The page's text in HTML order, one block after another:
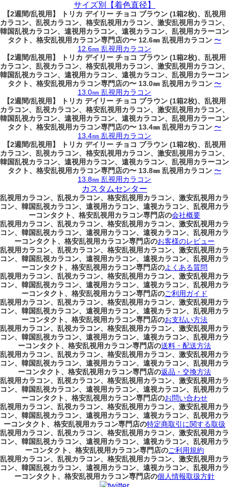
サイズ別【着色直径】
【2週間/乱視用】 トリカ デイリー チョコ ブラウン (1箱2枚)、乱視用
カラコン、乱視カラコン、格安乱視用カラコン、激安乱視用カラコン、
韓国乱視カラコン、遠視用カラコン、遠視カラコン、乱視用カラーコン
タクト、格安乱視用カラコン専門店の〜 12.6㎜ 乱視用カラコン 〜
12.6㎜ 乱視用カラコン
【2週間/乱視用】 トリカ デイリー チョコ ブラウン (1箱2枚)、乱視用
カラコン、乱視カラコン、格安乱視用カラコン、激安乱視用カラコン、
韓国乱視カラコン、遠視用カラコン、遠視カラコン、乱視用カラーコン
タクト、格安乱視用カラコン専門店の〜 13.0㎜ 乱視用カラコン 〜
13.0㎜ 乱視用カラコン
【2週間/乱視用】 トリカ デイリー チョコ ブラウン (1箱2枚)、乱視用
カラコン、乱視カラコン、格安乱視用カラコン、激安乱視用カラコン、
韓国乱視カラコン、遠視用カラコン、遠視カラコン、乱視用カラーコン
タクト、格安乱視用カラコン専門店の〜 13.4㎜ 乱視用カラコン 〜
13.4㎜ 乱視用カラコン
【2週間/乱視用】 トリカ デイリー チョコ ブラウン (1箱2枚)、乱視用
カラコン、乱視カラコン、格安乱視用カラコン、激安乱視用カラコン、
韓国乱視カラコン、遠視用カラコン、遠視カラコン、乱視用カラーコン
タクト、格安乱視用カラコン専門店の〜 13.8㎜ 乱視用カラコン 〜
13.8㎜ 乱視用カラコン
カスタムセンター
乱視用カラコン、乱視カラコン、格安乱視用カラコン、激安乱視用カラ
コン、韓国乱視カラコン、遠視用カラコン、遠視カラコン、乱視用カラ
ーコンタクト、格安乱視用カラコン専門店の会社概要
乱視用カラコン、乱視カラコン、格安乱視用カラコン、激安乱視用カラ
コン、韓国乱視カラコン、遠視用カラコン、遠視カラコン、乱視用カラ
ーコンタクト、格安乱視用カラコン専門店のお客様のレビュー
乱視用カラコン、乱視カラコン、格安乱視用カラコン、激安乱視用カラ
コン、韓国乱視カラコン、遠視用カラコン、遠視カラコン、乱視用カラ
ーコンタクト、格安乱視用カラコン専門店のよくある質問
乱視用カラコン、乱視カラコン、格安乱視用カラコン、激安乱視用カラ
コン、韓国乱視カラコン、遠視用カラコン、遠視カラコン、乱視用カラ
ーコンタクト、格安乱視用カラコン専門店のご利用ガイド
乱視用カラコン、乱視カラコン、格安乱視用カラコン、激安乱視用カラ
コン、韓国乱視カラコン、遠視用カラコン、遠視カラコン、乱視用カラ
ーコンタクト、格安乱視用カラコン専門店のお支払い方法
乱視用カラコン、乱視カラコン、格安乱視用カラコン、激安乱視用カラ
コン、韓国乱視カラコン、遠視用カラコン、遠視カラコン、乱視用カラ
ーコンタクト、格安乱視用カラコン専門店の送料・配送方法
乱視用カラコン、乱視カラコン、格安乱視用カラコン、激安乱視用カラ
コン、韓国乱視カラコン、遠視用カラコン、遠視カラコン、乱視用カラ
ーコンタクト、格安乱視用カラコン専門店の返品・交換方法
乱視用カラコン、乱視カラコン、格安乱視用カラコン、激安乱視用カラ
コン、韓国乱視カラコン、遠視用カラコン、遠視カラコン、乱視用カラ
ーコンタクト、格安乱視用カラコン専門店のお問い合わせ
乱視用カラコン、乱視カラコン、格安乱視用カラコン、激安乱視用カラ
コン、韓国乱視カラコン、遠視用カラコン、遠視カラコン、乱視用カラ
ーコンタクト、格安乱視用カラコン専門店の特定商取引に関する取扱
乱視用カラコン、乱視カラコン、格安乱視用カラコン、激安乱視用カラ
コン、韓国乱視カラコン、遠視用カラコン、遠視カラコン、乱視用カラ
ーコンタクト、格安乱視用カラコン専門店のご利用規約
乱視用カラコン、乱視カラコン、格安乱視用カラコン、激安乱視用カラ
コン、韓国乱視カラコン、遠視用カラコン、遠視カラコン、乱視用カラ
ーコンタクト、格安乱視用カラコン専門店の個人情報取扱方針